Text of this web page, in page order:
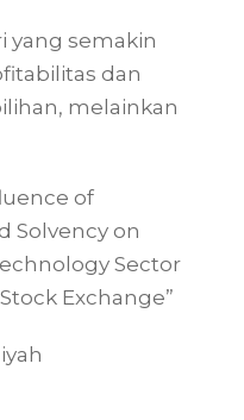
yang semakin
dan
melainkan
of
Solvency on
Sector
Exchange”